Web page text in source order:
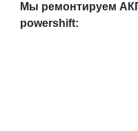
Мы ремонтируем
powershift: